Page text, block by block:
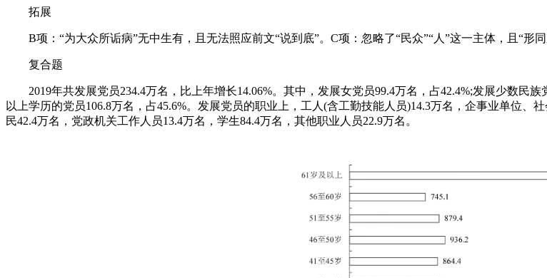
拓展
B项：“为大众所诟病”无中生有，且无法照应前文“说到底”。C项：忽略了“民众”“人”这一主体，且“形
复合题
2019年共发展党员234.4万名，比上年增长14.06%。其中，发展女党员99.4万名，占42.4%;发展少数民族
以上学历的党员106.8万名，占45.6%。发展党员的职业上，工人(含工勤技能人员)14.3万名，企事业单位
民42.4万名，党政机关工作人员13.4万名，学生84.4万名，其他职业人员22.9万名。